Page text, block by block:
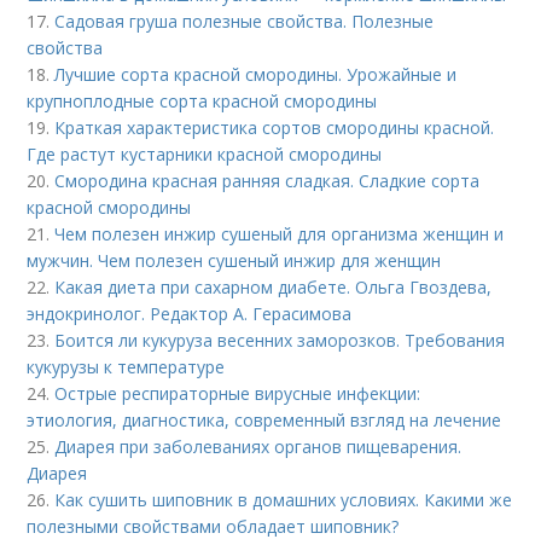
17.Садовая груша полезные свойства. Полезные
свойства
18.Лучшие сорта красной смородины. Урожайные и
крупноплодные сорта красной смородины
19. Краткая характеристика сортов смородины красной.
Где растут кустарники красной смородины
20.Смородина красная ранняя сладкая. Сладкие сорта
красной смородины
21.Чем полезен инжир сушеный для организма женщин и
мужчин. Чем полезен сушеный инжир для женщин
22. Какая диета при сахарном диабете. Ольга Гвоздева,
эндокринолог. Редактор А. Герасимова
23. Боится ли кукуруза весенних заморозков. Требования
кукурузы к температуре
24.Острые респираторные вирусные инфекции:
этиология, диагностика, современный взгляд на лечение
25.Диарея при заболеваниях органов пищеварения.
Диарея
26. Как сушить шиповник в домашних условиях. Какими же
полезными свойствами обладает шиповник?